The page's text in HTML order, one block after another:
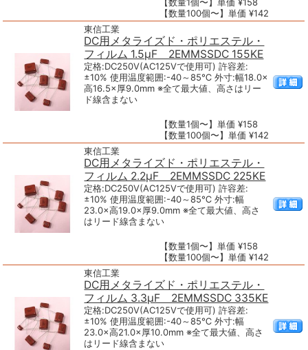
【数量100個〜】単価 ¥142
東信工業
DC用メタライズド・ポリエステル・
フィルム 1.5μF 2EMMSSDC 155KE
定格:DC250V(AC125Vで使用可) 許容差:
±10% 使用温度範囲:-40～85℃ 外寸:幅18.0×
高16.5×厚9.0mm ※全て最大値、高さはリー
ド線含まない
【数量1個〜】単価 ¥158
【数量100個〜】単価 ¥142
東信工業
DC用メタライズド・ポリエステル・
フィルム 2.2μF 2EMMSSDC 225KE
定格:DC250V(AC125Vで使用可) 許容差:
±10% 使用温度範囲:-40～85℃ 外寸:幅
23.0×高19.0×厚9.0mm ※全て最大値、高さ
はリード線含まない
【数量1個〜】単価 ¥158
【数量100個〜】単価 ¥142
東信工業
DC用メタライズド・ポリエステル・
フィルム 3.3μF 2EMMSSDC 335KE
定格:DC250V(AC125Vで使用可) 許容差:
±10% 使用温度範囲:-40～85℃ 外寸:幅
23.0×高21.0×厚10.0mm ※全て最大値、高さ
はリード線含まない